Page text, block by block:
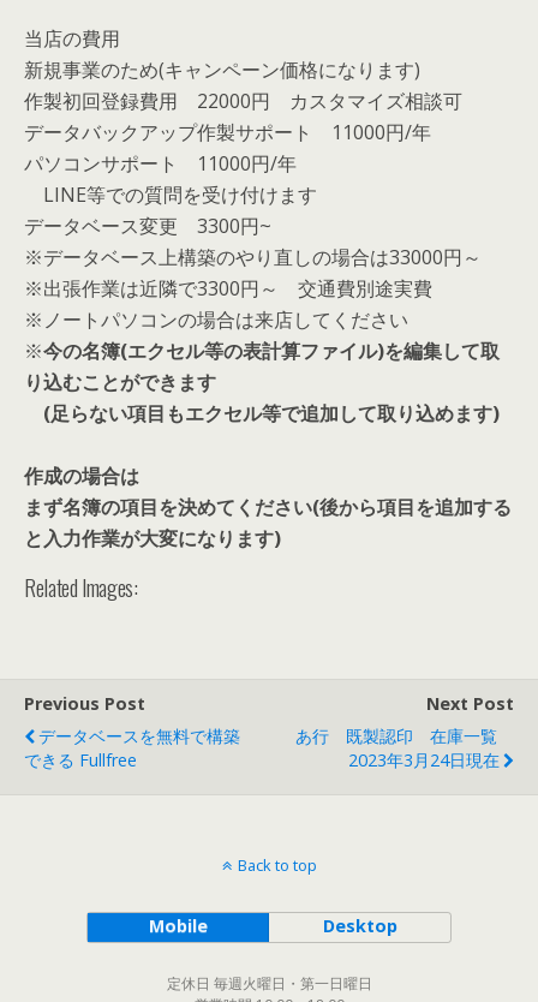
当店の費用
新規事業のため(キャンペーン価格になります)
作製初回登録費用 22000円 カスタマイズ相談可
データバックアップ作製サポート 11000円/年
パソコンサポート 11000円/年
LINE等での質問を受け付けます
データベース変更 3300円~
※データベース上構築のやり直しの場合は33000円～
※出張作業は近隣で3300円～ 交通費別途実費
※ノートパソコンの場合は来店してください
※今の名簿(エクセル等の表計算ファイル)を編集して取
り込むことができます
(足らない項目もエクセル等で追加して取り込めます)
作成の場合は
まず名簿の項目を決めてください(後から項目を追加する
と入力作業が大変になります)
Related Images:
Previous Post
データベースを無料で構築
できる Fullfree
Next Post
あ行 既製認印 在庫一覧
2023年3月24日現在
Back to top
Mobile Desktop
定休日 毎週火曜日・第一日曜日